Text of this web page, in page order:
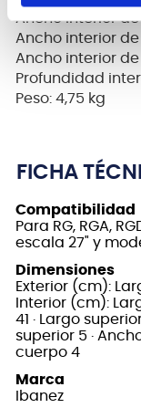
Ancho interior
Ancho interior
Ancho interior de
Profundidad
Peso: 4,75 kg
FICHA
Compatibilidad
Para RG, RGA,
escala 27" y
Dimensiones
Exterior (cm):
Interior (cm):
41 · Largo
superior 5 ·
cuerpo 4
Marca
Ibanez